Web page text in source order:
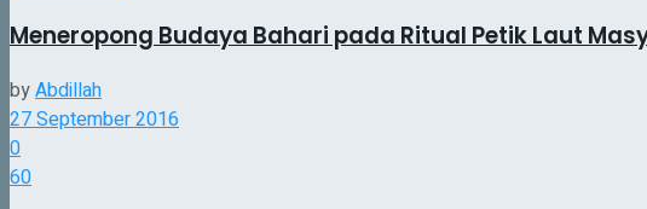
Meneropong Budaya Bahari pada Ritual Petik Laut
byAbdillah
27 September 2016
0
60